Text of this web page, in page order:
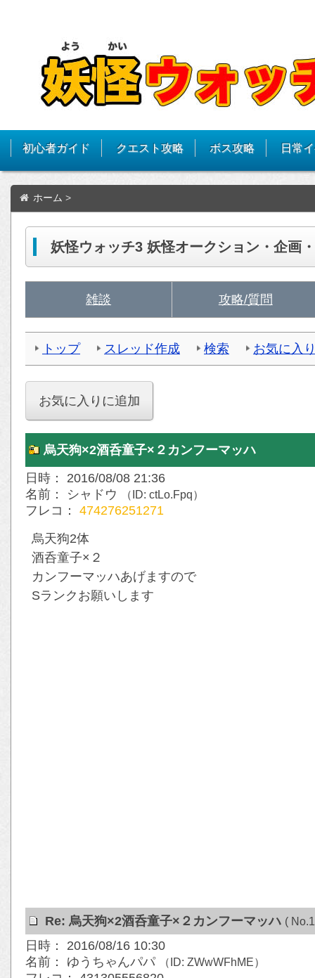
初心者ガイド クエスト攻略 ボス攻略 日常
ホーム >
妖怪ウォッチ3 妖怪オークション・企画
雑談 攻略/質問
トップ スレッド作成 検索 お気に入
烏天狗×2酒呑童子×２カンフーマッハ
日時： 2016/08/08 21:36
名前： シャドウ
（ID: ctLo.Fpq）
フレコ： 474276251271
烏天狗2体
酒呑童子×２
カンフーマッハあげますので
Sランクお願いします
Re: 烏天狗×2酒呑童子×２カンフーマッハ (
日時： 2016/08/16 10:30
名前： ゆうちゃんパパ
（ID: ZWwWFhME）